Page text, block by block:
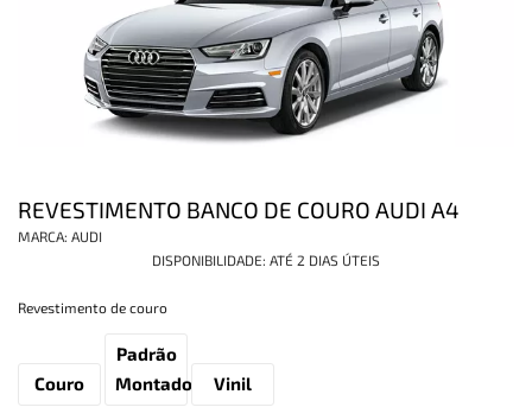
INFORMAÇÕES
REVESTIMENTO BANCO DE COURO AUDI A4
MARCA: AUDI
DISPONIBILIDADE: ATÉ 2 DIAS ÚTEIS
Revestimento de couro
Couro
Padrão
Montadora
Vinil